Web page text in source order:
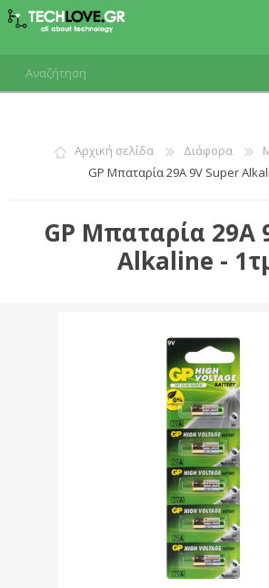
ΕΓΓΡΑΦΉΑρχική σελίδα Διάφορα
GP Μπαταρία 29A 9V Super
GP Μπαταρία 29A
Alkaline -